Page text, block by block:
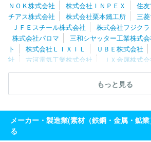
ＮＯＫ株式会社 株式会社ＩＮＰＥＸ 住
チアス株式会社
株式会社栗本鐵工所
三
ＪＦＥスチール株式会社
株式会社フジクラ
株式会社パロマ
三和シヤッター工業株式
ト
株式会社ＬＩＸＩＬ ＵＢＥ株式会社
社
古河電気工業株式会社 ＪＸ金属株式
ツ
株式会社ＳＵＭＣＯ 大日製罐株式会社
山陽特殊製鋼株式
Ｊ
もっと見る
メーカー・製造業(素材（鉄鋼・金属・鉱
る